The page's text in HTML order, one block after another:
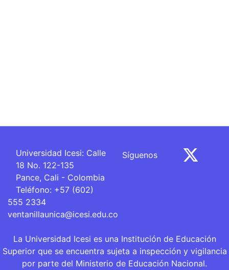
Universidad Icesi: Calle
18 No. 122-135
Pance, Cali - Colombia
Teléfono: +57 (602)
555 2334
ventanillaunica@icesi.edu.co
Síguenos
La Universidad Icesi es una Institución de Educación
Superior que se encuentra sujeta a inspección y vigilancia
por parte del Ministerio de Educación Nacional.